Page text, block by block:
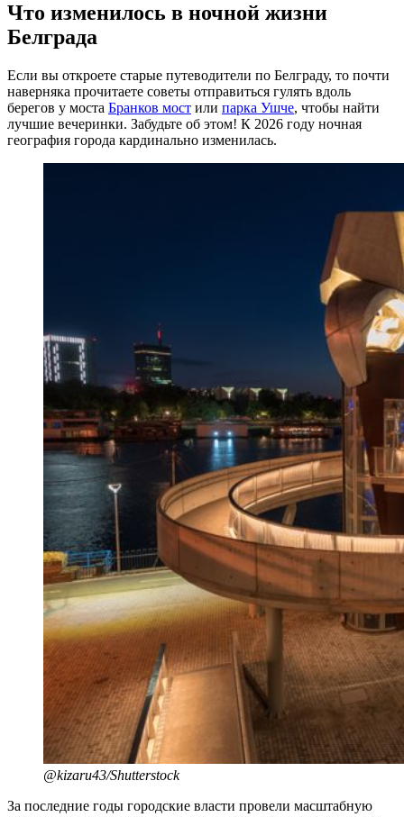
Что изменилось в ночной жизни
Белграда
Если вы откроете старые путеводители по Белграду, то почти
наверняка прочитаете советы отправиться гулять вдоль
берегов у моста Бранков мост или парка Ушче, чтобы найти
лучшие вечеринки. Забудьте об этом! К 2026 году ночная
география города кардинально изменилась.
@kizaru43/Shutterstock
За последние годы городские власти провели масштабную